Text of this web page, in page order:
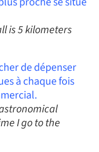
is 5 kilometers
de dépenser
à chaque fois
I go to the